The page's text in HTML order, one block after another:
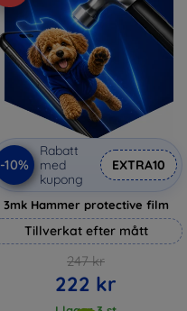
-10%
Rabatt
med
kupong
EXTRA10
3mk Hammer protective film
Tillverkat efter mått
247 kr
222 kr